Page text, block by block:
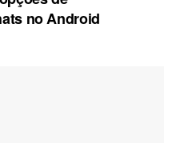
no Android